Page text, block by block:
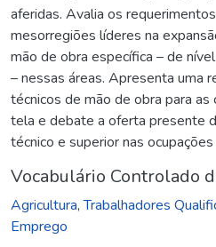
aferidas. Avalia os
mesorregiões líderes na
mão de obra específica – de
– nessas áreas. Apresenta uma
técnicos de mão de obra para
tela e debate a oferta presente
técnico e superior nas
Vocabulário Controlado
Agricultura,Trabalhadores
Emprego